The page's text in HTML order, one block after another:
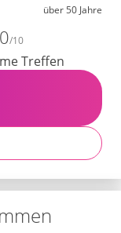
über 50 Jahre
0/10
Treffen